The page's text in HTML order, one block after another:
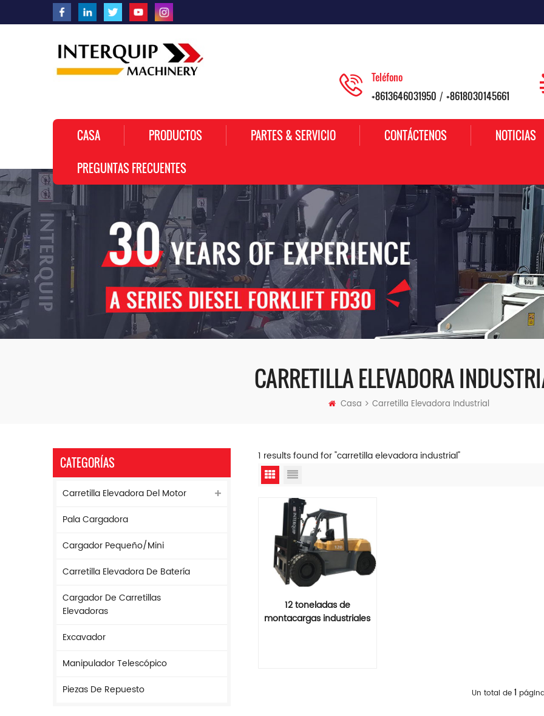
Teléfono
+8613646031950 / +8618030145661
CASA PRODUCTOS PARTES & SERVICIO CONTÁCTENOS NOTICIAS
PREGUNTAS FRECUENTES
CARRETILLA ELEVADORA
Casa Carretilla Elevadora Industrial
1 results found for "carretilla elevadora industrial"
12 toneladas de
montacargas industriales
Un total de1
CATEGORÍAS
Carretilla Elevadora Del Motor
Pala Cargadora
Cargador Pequeño/mini
Carretilla Elevadora De Batería
Cargador De Carretillas
Elevadoras
Excavador
Manipulador Telescópico
Piezas De Repuesto